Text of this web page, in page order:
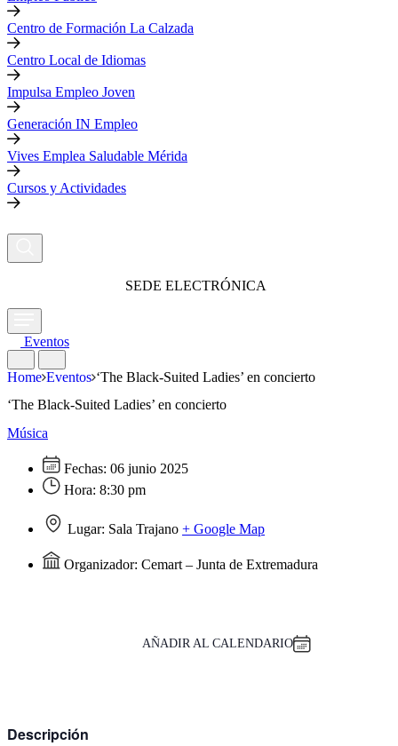
Centro de Formación La Calzada
Centro Local de Idiomas
Impulsa Empleo Joven
Generación IN Empleo
Vives Emplea Saludable Mérida
Cursos y Actividades
SEDE ELECTRÓNICA
Eventos
Home Eventos ‘The Black-Suited Ladies’ en concierto
‘The Black-Suited Ladies’ en concierto
Música
Fechas: 06 junio 2025
Hora: 8:30 pm
Lugar: Sala Trajano + Google Map
Organizador: Cemart – Junta de Extremadura
AÑADIR AL CALENDARIO
Descripción